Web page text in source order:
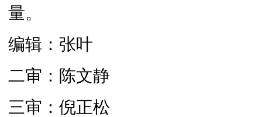
量。
编辑：张叶
二审：陈文静
三审：倪正松